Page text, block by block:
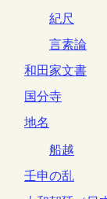
紀尺
言素論
和田家文書
国分寺
地名
船越
壬申の乱